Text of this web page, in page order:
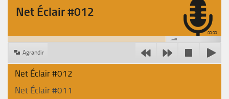
Net Éclair #012
00:00
Agrandir
Net Éclair #012
Net Éclair #011